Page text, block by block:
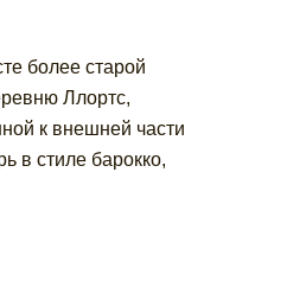
более старой
Ллортс,
к внешней части
в стиле барокко,